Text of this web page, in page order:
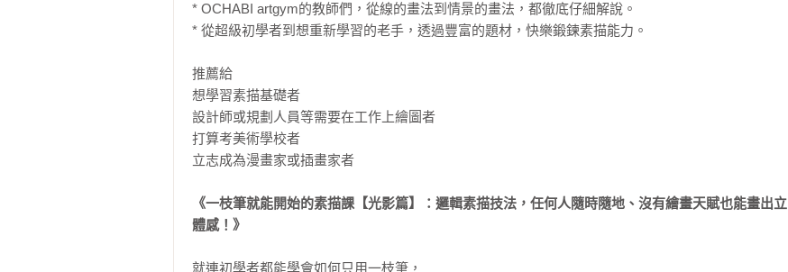
* OCHABI artgym的教師們，從線的畫法到情景的畫法，都徹底仔細解說。
* 從超級初學者到想重新學習的老手，透過豐富的題材，快樂鍛鍊素描能力。
推薦給
想學習素描基礎者
設計師或規劃人員等需要在工作上繪圖者
打算考美術學校者
立志成為漫畫家或插畫家者
《一枝筆就能開始的素描課【光影篇】：邏輯素描技法，任何人隨時隨地、沒有繪畫天賦也能畫出立
體感！》
就連初學者都能學會如何只用一枝筆，